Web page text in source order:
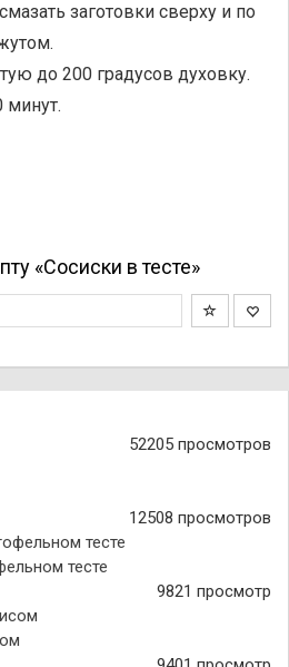
заготовки сверху и по
до 200 градусов духовку.
минут.
«Сосиски в тесте»
52205 просмотров
12508 просмотров
тесте
9821 просмотр